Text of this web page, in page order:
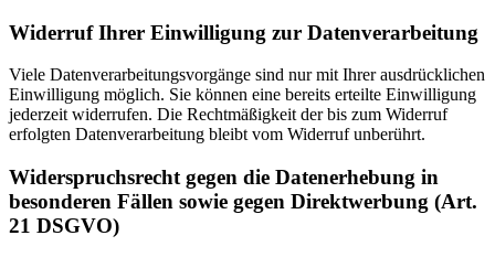
Widerruf Ihrer Einwilligung zur Datenverarbeitung
Viele Datenverarbeitungsvorgänge sind nur mit Ihrer ausdrücklichen
Einwilligung möglich. Sie können eine bereits erteilte Einwilligung
jederzeit widerrufen. Die Rechtmäßigkeit der bis zum Widerruf
erfolgten Datenverarbeitung bleibt vom Widerruf unberührt.
Widerspruchsrecht gegen die Datenerhebung in
besonderen Fällen sowie gegen Direktwerbung (Art.
21 DSGVO)